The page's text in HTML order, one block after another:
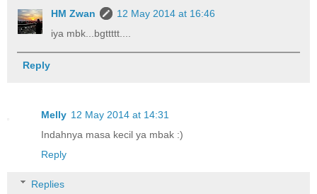
HM Zwan
12 May 2014 at 16:46
iya mbk...bgttttt....
Reply
Melly 12 May 2014 at 14:31
Indahnya masa kecil ya mbak :)
Reply
Replies